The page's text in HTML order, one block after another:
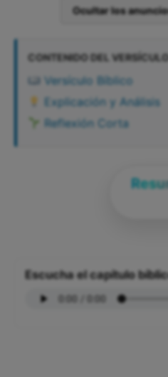
Ocultar los
CONTENIDO DEL
Versículo Bíblico
Explicación y Análisis
Reflexión Corta
Escucha el capítulo